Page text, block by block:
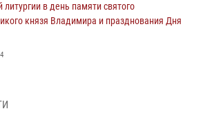
литургии в день памяти святого
князя Владимира и празднования Дня
4